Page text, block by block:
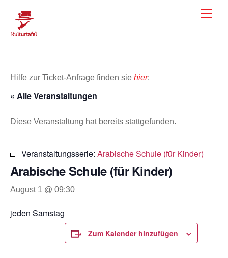
content
Hilfe zur Ticket-Anfrage finden sie hier:
« Alle Veranstaltungen
Diese Veranstaltung hat bereits stattgefunden.
Veranstaltungsserie: Arabische Schule (für Kinder)
Arabische Schule (für Kinder)
August 1 @ 09:30
jeden Samstag
Zum Kalender hinzufügen